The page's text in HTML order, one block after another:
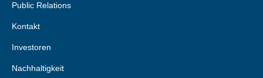
Public Relations
Kontakt
Investoren
Nachhaltigkeit